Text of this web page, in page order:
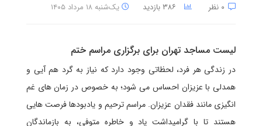
یک‌شنبه ۱۸ مرداد ۱۴۰۵
لیست مساجد تهران برای برگزاری مراسم ختم
در زندگی هر فرد، لحظاتی وجود دارد که نیاز به گرد هم آیی و
همدلی با عزیزان احساس می شود؛ به خصوص در زمان های غم
انگیزی مانند فقدان عزیزان. مراسم ترحیم و یادبودها فرصت هایی
هستند تا با گرامیداشت یاد و خاطره متوفی، به بازماندگان